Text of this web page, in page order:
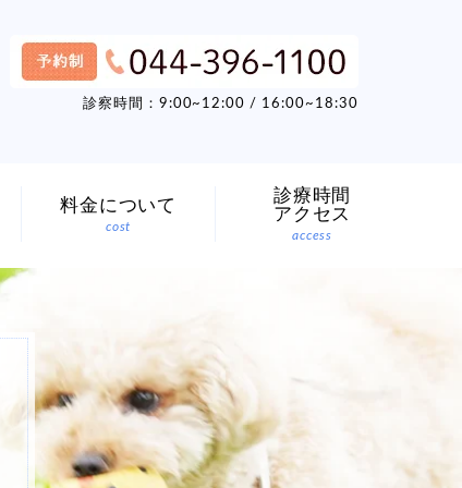
診察時間：9:00~12:00 / 16:00~18:30
料金について
cost
診療時間
アクセス
access